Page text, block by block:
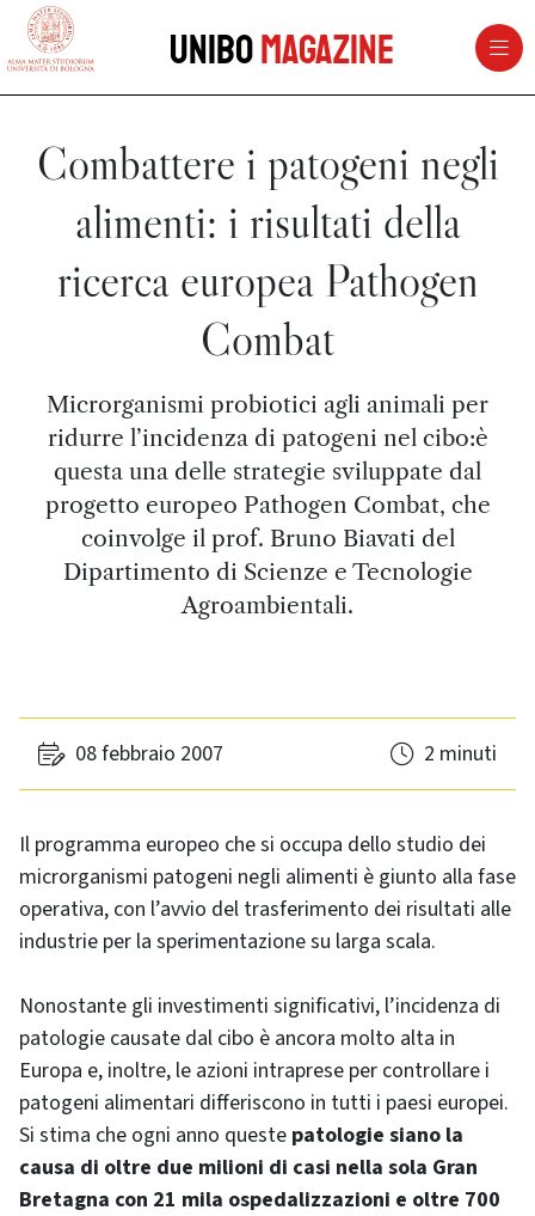
vai al contenuto della pagina
UniboMagazine
Combattere i patogeni negli
alimenti: i risultati della
ricerca europea Pathogen
Combat
Microrganismi probiotici agli animali per
ridurre l’incidenza di patogeni nel cibo:è
questa una delle strategie sviluppate dal
progetto europeo Pathogen Combat, che
coinvolge il prof. Bruno Biavati del
Dipartimento di Scienze e Tecnologie
Agroambientali.
08 febbraio 2007 2 minuti
Il programma europeo che si occupa dello studio dei
microrganismi patogeni negli alimenti è giunto alla fase
operativa, con l’avvio del trasferimento dei risultati alle
industrie per la sperimentazione su larga scala.
Nonostante gli investimenti significativi, l’incidenza di
patologie causate dal cibo è ancora molto alta in
Europa e, inoltre, le azioni intraprese per controllare i
patogeni alimentari differiscono in tutti i paesi europei.
Si stima che ogni anno queste patologie siano la
causa di oltre due milioni di casi nella sola Gran
Bretagna con 21 mila ospedalizzazioni e oltre 700